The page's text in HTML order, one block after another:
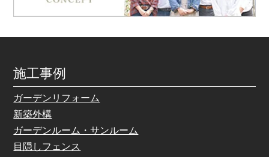
施工事例
ガーデンリフォーム
新築外構
ガーデンルーム・サンルーム
目隠しフェンス